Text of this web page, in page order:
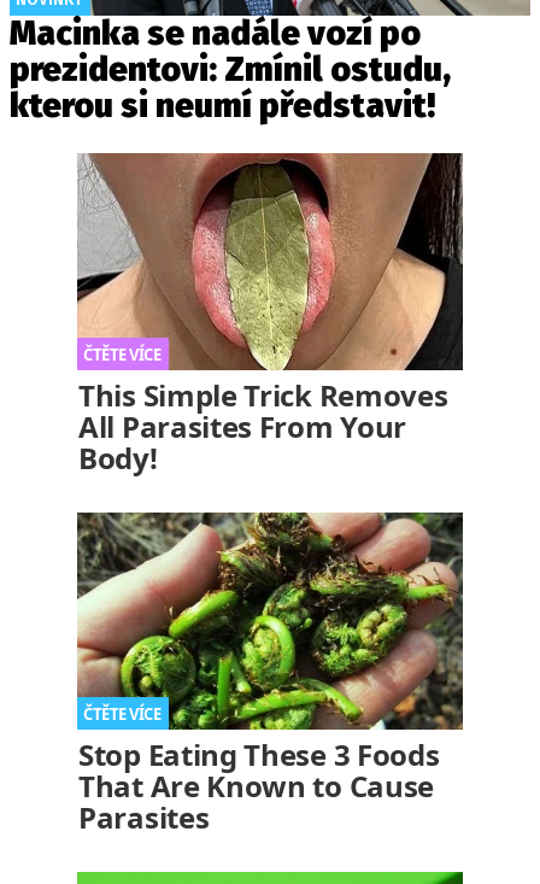
Macinka se nadále vozí po
prezidentovi: Zmínil ostudu,
kterou si neumí představit!
This Simple Trick Removes
All Parasites From Your
Body!
Stop Eating These 3 Foods
That Are Known to Cause
Parasites